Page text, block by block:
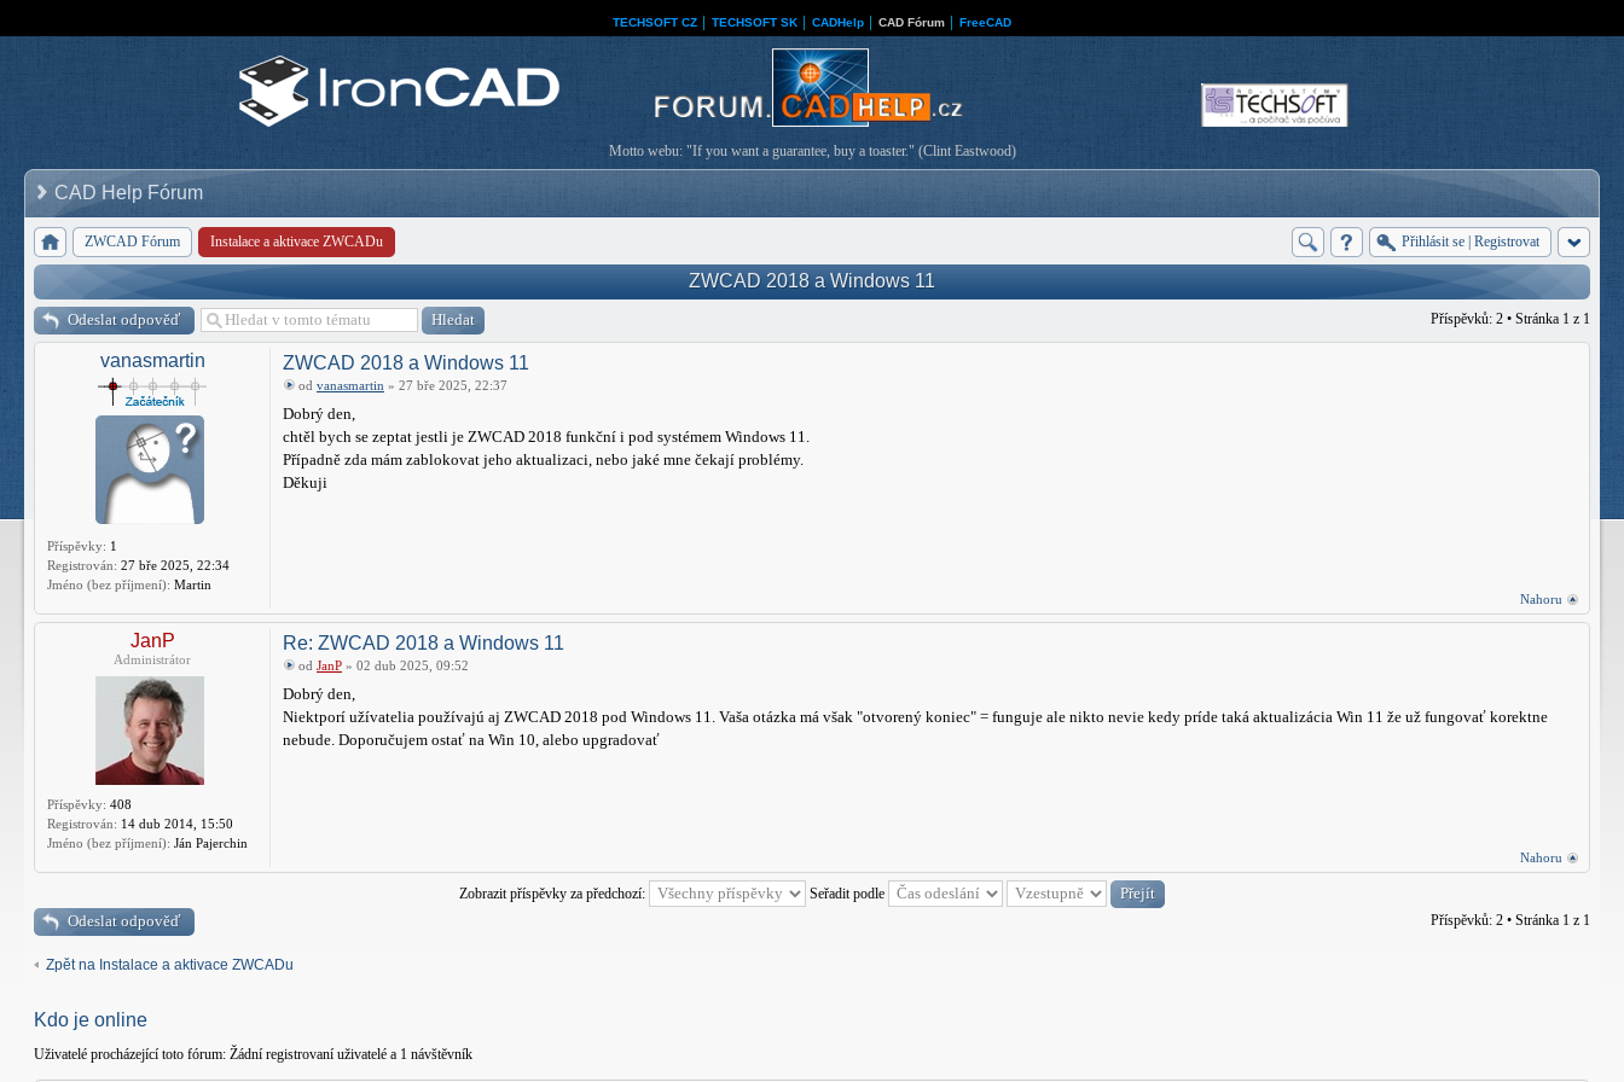
TECHSOFT CZ TECHSOFT SK CADHelp CAD Fórum FreeCAD
Motto webu: "If you want a guarantee, buy a toaster." (Clint Eastwood)
CAD Help Fórum
ZWCAD Fórum Instalace a aktivace ZWCADu Přihlásit se Registrovat
ZWCAD 2018 a Windows 11
Odeslat odpověď Příspěvků: 2 • Stránka 1 z 1
vanasmartin
Příspěvky: 1
Registrován: 27 bře 2025, 22:34
Jméno (bez příjmení): Martin
ZWCAD 2018 a Windows 11
od vanasmartin » 27 bře 2025, 22:37
Dobrý den,
chtěl bych se zeptat jestli je ZWCAD 2018 funkční i pod systémem Windows 11.
Případně zda mám zablokovat jeho aktualizaci, nebo jaké mne čekají problémy.
Děkuji
Nahoru
JanP
Administrátor
Příspěvky: 408
Registrován: 14 dub 2014, 15:50
Jméno (bez příjmení): Ján Pajerchin
Re: ZWCAD 2018 a Windows 11
od JanP » 02 dub 2025, 09:52
Dobrý den,
Niektporí užívatelia používajú aj ZWCAD 2018 pod Windows 11. Vaša otázka má však "otvorený koniec" = funguje ale nikto nevie kedy príde taká aktualizácia Win 11 že už fungovať korektne
nebude. Doporučujem ostať na Win 10, alebo upgradovať
Nahoru
Zobrazit příspěvky za předchozí: Seřadit podle
Odeslat odpověď Příspěvků: 2 • Stránka 1 z 1
Zpět na Instalace a aktivace ZWCADu
Kdo je online
Uživatelé procházející toto fórum: Žádní registrovaní uživatelé a 1 návštěvník